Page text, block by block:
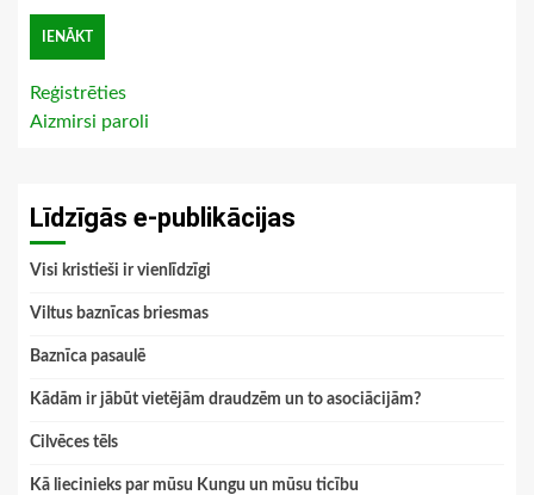
Reģistrēties
Aizmirsi paroli
Līdzīgās e-publikācijas
Visi kristieši ir vienlīdzīgi
Viltus baznīcas briesmas
Baznīca pasaulē
Kādām ir jābūt vietējām draudzēm un to asociācijām?
Cilvēces tēls
Kā liecinieks par mūsu Kungu un mūsu ticību